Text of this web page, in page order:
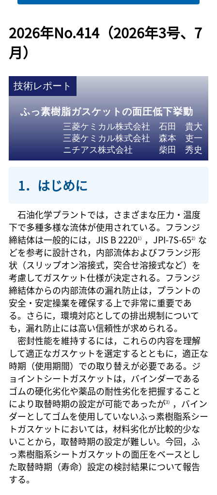
2026年No.414（2026年3号、7
月）
技術レポート
ふっ素樹脂ガスケットの面圧低下挙動
三菱ケミカル株式会社 石田 貴大
三菱ケミカル株式会社 森本 吏一
ニチアス株式会社 柴田 秀史
1．はじめに
石油化学プラントでは，さまざまな圧力・温度
下で多種多様な流体が使用されている。フランジ
締結体は一般的には，JIS B 22201） ，JPI-7S-652） な
どを参考に設計され，内部流体およびフランジ形
状（スリップオン溶接式，突合せ溶接式など）を
考慮してガスケット仕様が決定される。フランジ
締結体からの内部流体の漏れ防止は，プラントの
安全・安定操業を確保する上で非常に重要であ
る。さらに，環境対応としての排出規制について
も，漏れ防止には高い信頼性が求められる。
密封性能を維持するには，これらの内容を理解
して適正なガスケットを選定するとともに，適正な
時期（使用期間）での取り替えが必要である。ジ
ョイントシートガスケットは，バインダーである
ゴムの硬化劣化や薬品の耐性劣化を把握すること
により取替時期の設定が可能であったが3）
，バイン
ダーとしてゴムを使用していないふっ素樹脂系シー
トガスケットにおいては，材料劣化が比較的少な
いことから，取替時期の設定が難しい。今回，ふ
っ素樹脂系シートガスケットの面圧をベースとし
た取替時期（寿命）設定の検討結果について報告
する。